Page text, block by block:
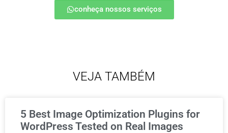
conheça nossos serviços
VEJA TAMBÉM
5 Best Image Optimization Plugins for
WordPress Tested on Real Images